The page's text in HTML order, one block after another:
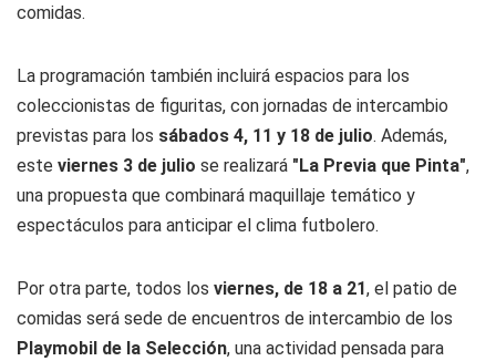
comidas.
La programación también incluirá espacios para los
coleccionistas de figuritas, con jornadas de intercambio
previstas para los sábados 4, 11 y 18 de julio. Además,
este viernes 3 de julio se realizará "La Previa que Pinta",
una propuesta que combinará maquillaje temático y
espectáculos para anticipar el clima futbolero.
Por otra parte, todos los viernes, de 18 a 21, el patio de
comidas será sede de encuentros de intercambio de los
Playmobil de la Selección, una actividad pensada para